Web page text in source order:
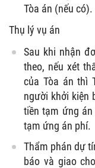
Tòa án (nếu có).
Thụ lý vụ án
Sau khi nhận
theo, nếu xét
của Tòa án thì
người khởi kiện
tiền tạm ứng
tạm ứng án phí.
Thẩm phán dự
báo và giao